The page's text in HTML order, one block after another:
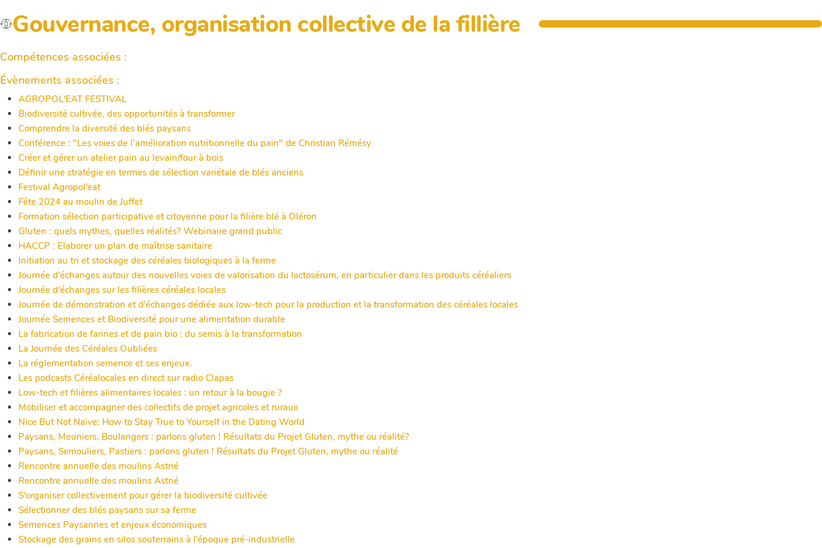
Gouvernance, organisation collective de la fillière
Compétences associées :
Évènements associées :
AGROPOL'EAT FESTIVAL
Biodiversité cultivée, des opportunités à transformer
Comprendre la diversité des blés paysans
Conférence : "Les voies de l’amélioration nutritionnelle du pain" de Christian Rémésy
Créer et gérer un atelier pain au levain/four à bois
Définir une stratégie en termes de sélection variétale de blés anciens
Festival Agropol'eat
Fête 2024 au moulin de Juffet
Formation sélection participative et citoyenne pour la filière blé à Oléron
Gluten : quels mythes, quelles réalités? Webinaire grand public
HACCP : Elaborer un plan de maîtrise sanitaire
Initiation au tri et stockage des céréales biologiques à la ferme
Journée d'échanges autour des nouvelles voies de valorisation du lactosérum, en particulier dans les produits céréaliers
Journée d'échanges sur les filières céréales locales
Journée de démonstration et d’échanges dédiée aux low-tech pour la production et la transformation des céréales locales
Journée Semences et Biodiversité pour une alimentation durable
La fabrication de farines et de pain bio : du semis à la transformation
La Journée des Céréales Oubliées
La réglementation semence et ses enjeux.
Les podcasts Céréalocales en direct sur radio Clapas
Low-tech et filières alimentaires locales : un retour à la bougie ?
Mobiliser et accompagner des collectifs de projet agricoles et ruraux
Nice But Not Naïve: How to Stay True to Yourself in the Dating World
Paysans, Meuniers, Boulangers : parlons gluten ! Résultats du Projet Gluten, mythe ou réalité?
Paysans, Semouliers, Pastiers : parlons gluten ! Résultats du Projet Gluten, mythe ou réalité
Rencontre annuelle des moulins Astrié
Rencontre annuelle des moulins Astrié
S'organiser collectivement pour gérer la biodiversité cultivée
Sélectionner des blés paysans sur sa ferme
Semences Paysannes et enjeux économiques
Stockage des grains en silos souterrains à l’époque pré-industrielle